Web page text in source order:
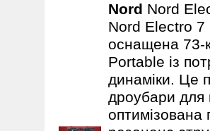
Nord Nord
Nord Electro 7
оснащена 73-
Portable із
динаміки. Це
дроубари для
оптимізована